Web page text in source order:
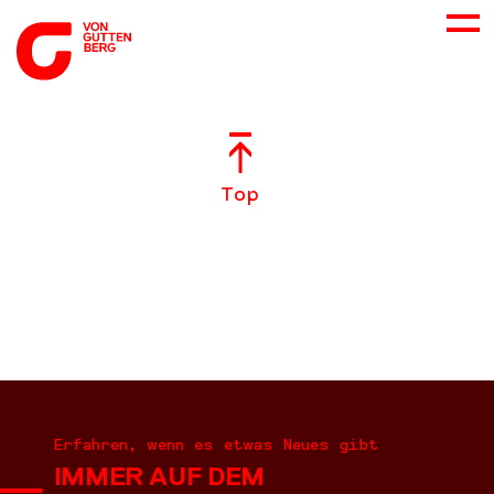
Top
Erfahren, wenn es etwas Neues gibt
IMMER AUF DEM